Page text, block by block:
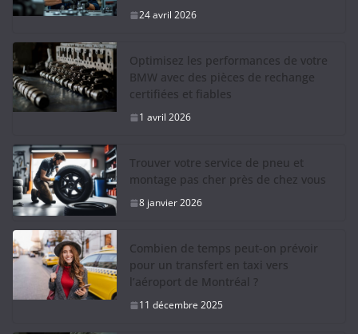
24 avril 2026
Optimisez les performances de votre
BMW avec des pièces de rechange
certifiées et fiables
1 avril 2026
Trouver votre service de pneu et
montage pas cher près de chez vous
8 janvier 2026
Combien de temps peut-on prévoir
pour un transfert en taxi vers
l’aéroport de Montréal ?
11 décembre 2025